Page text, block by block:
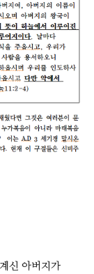
신 아버지가